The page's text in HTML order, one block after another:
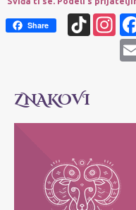
Share
TikTok
ZNAKOVI
OVAN
Njihov moto je: Ja sam! Najvažnije im
da svako može da bude ono što jeste,
pretvaranja.